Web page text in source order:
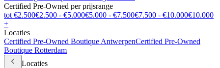
Certified Pre-Owned per prijsrange
tot €2.500€2.500 - €5.000€5.000 - €7.500€7.500 - €10.000€10.000
+
Locaties
Certified Pre-Owned Boutique AntwerpenCertified Pre-Owned
Boutique Rotterdam
Locaties